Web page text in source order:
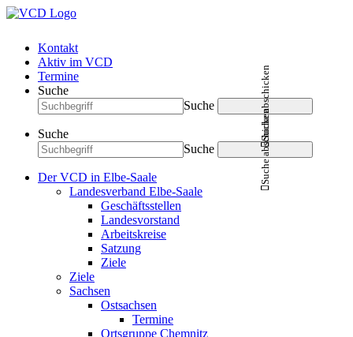
Kontakt
Aktiv im VCD
Termine
Suche
Suche
Suche abschicken
Suche
Suche
Suche abschicken
Der VCD in Elbe-Saale
Landesverband Elbe-Saale
Geschäftsstellen
Landesvorstand
Arbeitskreise
Satzung
Ziele
Ziele
Sachsen
Ostsachsen
Termine
Ortsgruppe Chemnitz